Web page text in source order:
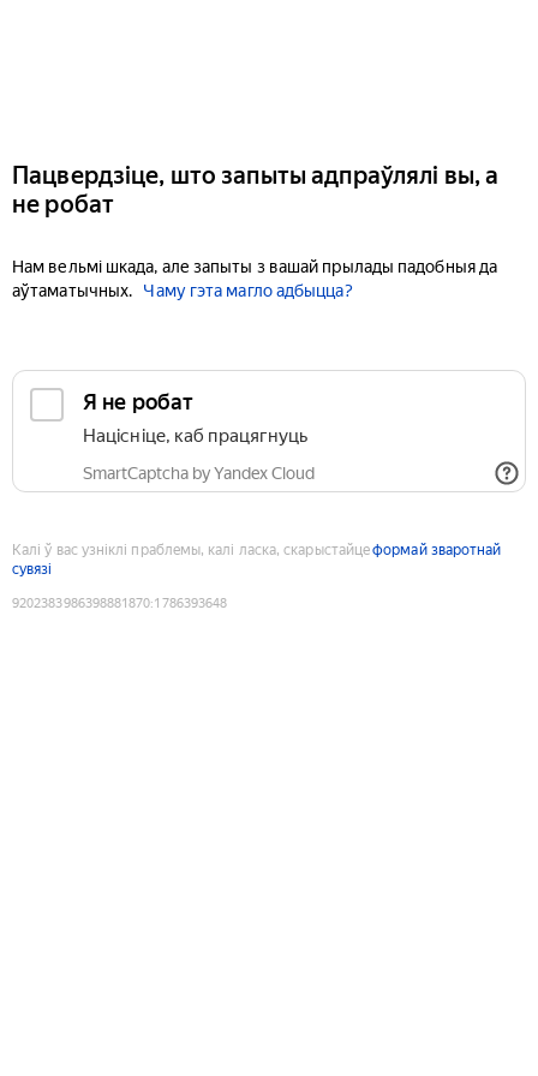
Пацвердзіце, што запыты адпраўлялі вы, а
не робат
Нам вельмі шкада, але запыты з вашай прылады падобныя да
аўтаматычных.
Чаму гэта магло адбыцца?
Я не робат
Націсніце, каб працягнуць
SmartCaptcha by Yandex Cloud
Калі ў вас узніклі праблемы, калі ласка, скарыстайцеформай зваротнай
сувязі
9202383986398881870:1786393648